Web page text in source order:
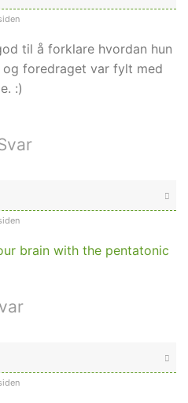
til å forklare hvordan hun
foredraget var fylt med
:)
brain with the pentatonic